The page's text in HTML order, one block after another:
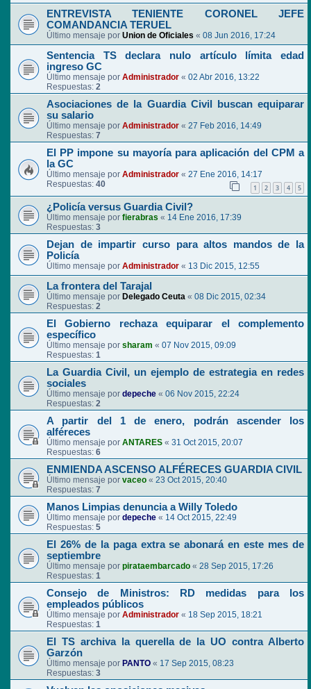
ENTREVISTA TENIENTE CORONEL JEFE
COMANDANCIA TERUEL
Último mensaje por Union de Oficiales « 08 Jun 2016, 17:24
Sentencia TS declara nulo artículo límita edad
ingreso GC
Último mensaje por Administrador « 02 Abr 2016, 13:22
Respuestas: 2
Asociaciones de la Guardia Civil buscan equiparar
su salario
Último mensaje por Administrador « 27 Feb 2016, 14:49
Respuestas: 7
El PP impone su mayoría para aplicación del CPM a
la GC
Último mensaje por Administrador « 27 Ene 2016, 14:17
Respuestas: 40 1 2 3 4 5
¿Policía versus Guardia Civil?
Último mensaje por fierabras « 14 Ene 2016, 17:39
Respuestas: 3
Dejan de impartir curso para altos mandos de la
Policía
Último mensaje por Administrador « 13 Dic 2015, 12:55
La frontera del Tarajal
Último mensaje por Delegado Ceuta « 08 Dic 2015, 02:34
Respuestas: 2
El Gobierno rechaza equiparar el complemento
específico
Último mensaje por sharam « 07 Nov 2015, 09:09
Respuestas: 1
La Guardia Civil, un ejemplo de estrategia en redes
sociales
Último mensaje por depeche « 06 Nov 2015, 22:24
Respuestas: 2
A partir del 1 de enero, podrán ascender los
alféreces
Último mensaje por ANTARES « 31 Oct 2015, 20:07
Respuestas: 6
ENMIENDA ASCENSO ALFÉRECES GUARDIA CIVIL
Último mensaje por vaceo « 23 Oct 2015, 20:40
Respuestas: 7
Manos Limpias denuncia a Willy Toledo
Último mensaje por depeche « 14 Oct 2015, 22:49
Respuestas: 5
El 26% de la paga extra se abonará en este mes de
septiembre
Último mensaje por pirataembarcado « 28 Sep 2015, 17:26
Respuestas: 1
Consejo de Ministros: RD medidas para los
empleados públicos
Último mensaje por Administrador « 18 Sep 2015, 18:21
Respuestas: 1
El TS archiva la querella de la UO contra Alberto
Garzón
Último mensaje por PANTO « 17 Sep 2015, 08:23
Respuestas: 3